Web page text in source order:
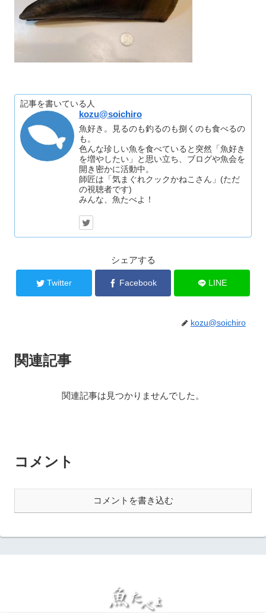
記事を書いている人
kozu@soichiro
魚好き。見るのも釣るのも捌くのも食べるの
も。
色んな珍しい魚を食べていると突然「魚好き
を増やしたい」と思い立ち、ブログや魚会を
開き密かに活動中。
師匠は「気まぐれクックかねこさん」(ただ
の視聴者です)
みんな、魚たべよ！
シェアする
Twitter Facebook LINE
kozu@soichiro
関連記事
関連記事は見つかりませんでした。
コメント
コメントを書き込む